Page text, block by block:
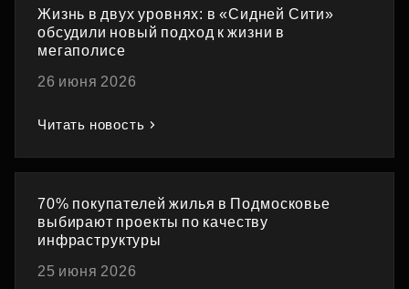
Жизнь в двух уровнях: в «Сидней Сити»
обсудили новый подход к жизни в
мегаполисе
26 июня 2026
Читать новость
70% покупателей жилья в Подмосковье
выбирают проекты по качеству
инфраструктуры
25 июня 2026